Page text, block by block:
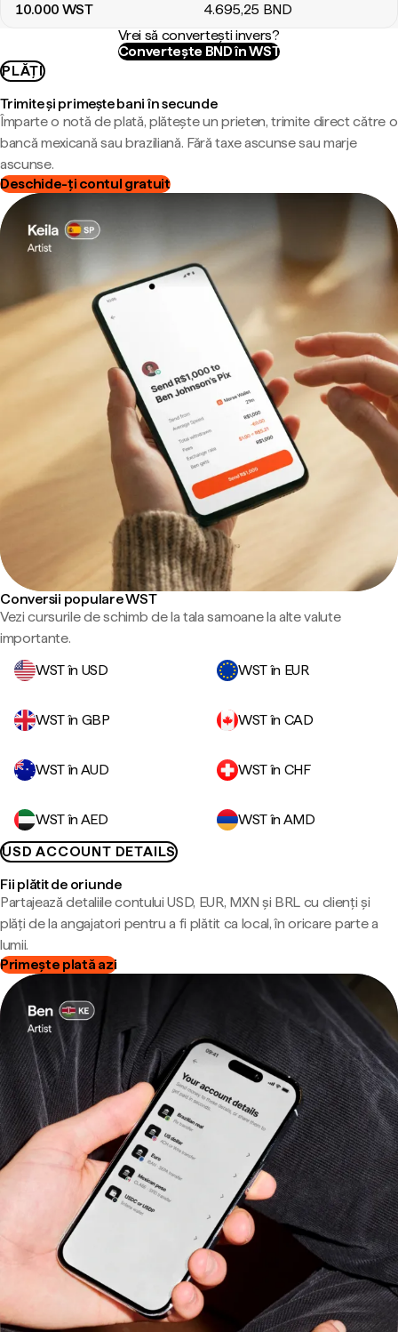
10.000 WST 4.695,25 BND
Vrei să convertești invers?
Convertește BND în WST
PLĂȚI
Trimite și primește bani în secunde
Împarte o notă de plată, plătește un prieten, trimite direct către o
bancă mexicană sau braziliană. Fără taxe ascunse sau marje
ascunse.
Deschide-ți contul gratuit
Conversii populare WST
Vezi cursurile de schimb de la tala samoane la alte valute
importante.
WST în USD
WST în EUR
WST în GBP WST în CAD
WST în AUD WST în CHF
WST în AED
WST în AMD
USD ACCOUNT DETAILS
Fii plătit de oriunde
Partajează detaliile contului USD, EUR, MXN și BRL cu clienți și
plăți de la angajatori pentru a fi plătit ca local, în oricare parte a
lumii.
Primește plată azi